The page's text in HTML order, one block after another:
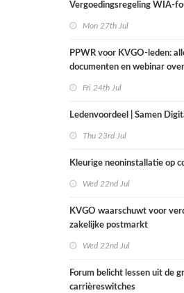
Vergoedingsregeling WIA-
Mon 27th Jul
PPWR voor KVGO-leden:
documenten en webinar
Fri 24th Jul
Ledenvoordeel | Samen
Thu 23rd Jul
Kleurige neoninstallatie op
Wed 22nd Jul
KVGO waarschuwt voor
zakelijke postmarkt
Wed 22nd Jul
Forum belicht lessen uit de
carrièreswitches